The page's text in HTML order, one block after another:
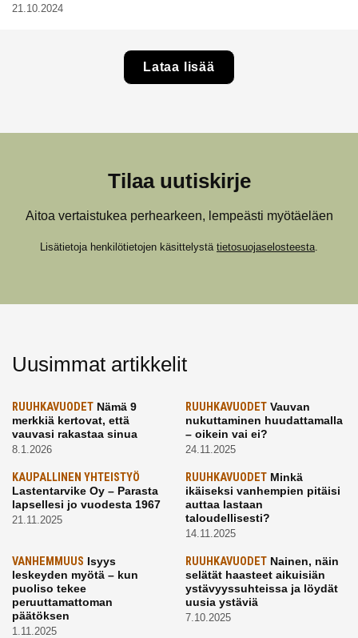
21.10.2024
Lataa lisää
Tilaa uutiskirje
Aitoa vertaistukea perhearkeen, lempeästi myötäeläen
Lisätietoja henkilötietojen käsittelystä tietosuojaselosteesta
Uusimmat artikkelit
RUUHKAVUODET Nämä 9
merkkiä kertovat, että
vauvasi rakastaa sinua
8.1.2026
RUUHKAVUODETVauvan
nukuttaminen huudattamalla
– oikein vai ei?
24.11.2025
KAUPALLINEN YHTEISTYÖ
Lastentarvike Oy – Parasta
lapsellesi jo vuodesta 1967
21.11.2025
RUUHKAVUODETMinkä
ikäiseksi vanhempien pitäisi
auttaa lastaan
taloudellisesti?
14.11.2025
VANHEMMUUS Isyys
leskeyden myötä – kun
puoliso tekee
peruuttamattoman
päätöksen
1.11.2025
RUUHKAVUODETNainen, näin
selätät haasteet aikuisiän
ystävyyssuhteissa ja löydät
uusia ystäviä
7.10.2025